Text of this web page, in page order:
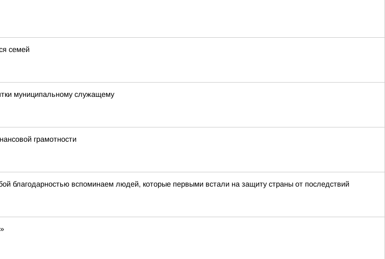
семей
муниципальному служащему
грамотности
благодарностью вспоминаем людей, которые первыми встали на защиту страны от последствий